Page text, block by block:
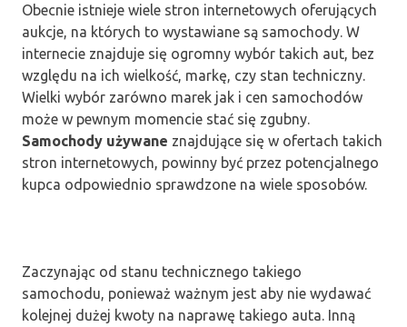
Obecnie istnieje wiele stron internetowych oferujących
aukcje, na których to wystawiane są samochody. W
internecie znajduje się ogromny wybór takich aut, bez
względu na ich wielkość, markę, czy stan techniczny.
Wielki wybór zarówno marek jak i cen samochodów
może w pewnym momencie stać się zgubny.
Samochody używane znajdujące się w ofertach takich
stron internetowych, powinny być przez potencjalnego
kupca odpowiednio sprawdzone na wiele sposobów.
Zaczynając od stanu technicznego takiego
samochodu, ponieważ ważnym jest aby nie wydawać
kolejnej dużej kwoty na naprawę takiego auta. Inną